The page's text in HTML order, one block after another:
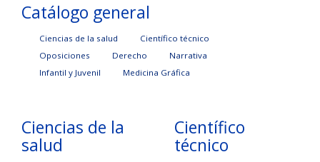
Catálogo general
Ciencias de la salud
Científico técnico
Oposiciones
Derecho
Narrativa
Infantil y Juvenil
Medicina Gráfica
Ciencias de la
salud
Científico
técnico